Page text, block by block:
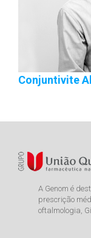
Conjuntivite
A Genom é
prescrição
oftalmologia,